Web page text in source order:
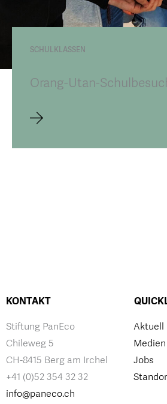
SCHULKLASSEN
Orang-Utan-
KONTAKT
Stiftung PanEco
Chileweg 5
CH-8415 Berg am Irchel
+41 (0)52 354 32 32
info@paneco.ch
Aktuell
Medien
Jobs